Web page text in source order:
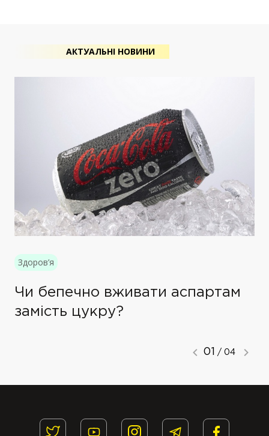
АКТУАЛЬНІ НОВИНИ
Здоров’я
Чи бепечно вживати аспартам
замість цукру?
01 / 04